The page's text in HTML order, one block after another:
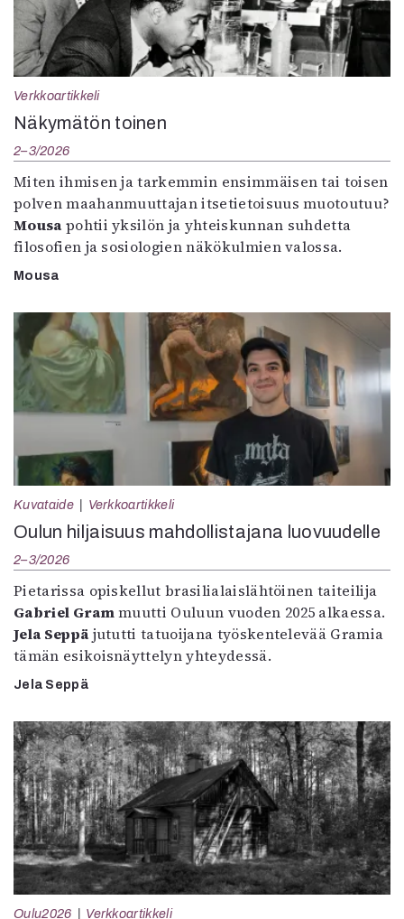
Verkkoartikkeli
Näkymätön toinen
2–3/2026
Miten ihmisen ja tarkemmin ensimmäisen tai toisen
polven maahanmuuttajan itsetietoisuus muotoutuu?
Mousa pohtii yksilön ja yhteiskunnan suhdetta
filosofien ja sosiologien näkökulmien valossa.
Mousa
Kuvataide Verkkoartikkeli
Oulun hiljaisuus mahdollistajana luovuudelle
2–3/2026
Pietarissa opiskellut brasilialaislähtöinen taiteilija
Gabriel Grammuutti Ouluun vuoden 2025 alkaessa.
Jela Seppä jututti tatuoijana työskentelevää Gramia
tämän esikoisnäyttelyn yhteydessä.
Jela Seppä
Oulu2026 Verkkoartikkeli